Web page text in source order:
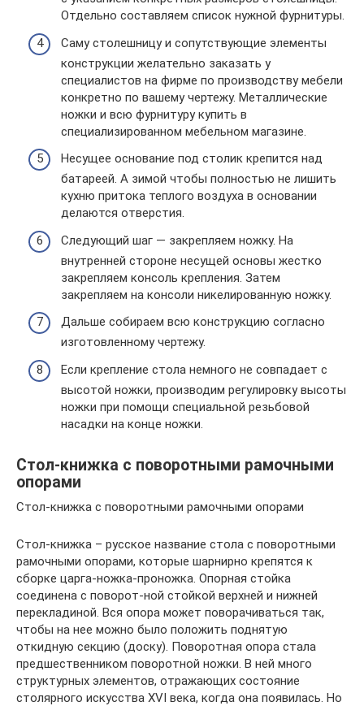
Отдельно составляем список нужной фурнитуры.
Саму столешницу и сопутствующие элементы
конструкции желательно заказать у
специалистов на фирме по производству мебели
конкретно по вашему чертежу. Металлические
ножки и всю фурнитуру купить в
специализированном мебельном магазине.
Несущее основание под столик крепится над
батареей. А зимой чтобы полностью не лишить
кухню притока теплого воздуха в основании
делаются отверстия.
Следующий шаг — закрепляем ножку. На
внутренней стороне несущей основы жестко
закрепляем консоль крепления. Затем
закрепляем на консоли никелированную ножку.
Дальше собираем всю конструкцию согласно
изготовленному чертежу.
Если крепление стола немного не совпадает с
высотой ножки, производим регулировку высоты
ножки при помощи специальной резьбовой
насадки на конце ножки.
Стол-книжка с поворотными рамочными
опорами
Стол-книжка с поворотными рамочными опорами
Стол-книжка – русское название стола с поворотными
рамочными опорами, которые шарнирно крепятся к
сборке царга-ножка-проножка. Опорная стойка
соединена с поворот-ной стойкой верхней и нижней
перекладиной. Вся опора может поворачиваться так,
чтобы на нее можно было положить поднятую
откидную секцию (доску). Поворотная опора стала
предшественником поворотной ножки. В ней много
структурных элементов, отражающих состояние
столярного искусства XVI века, когда она появилась. Но